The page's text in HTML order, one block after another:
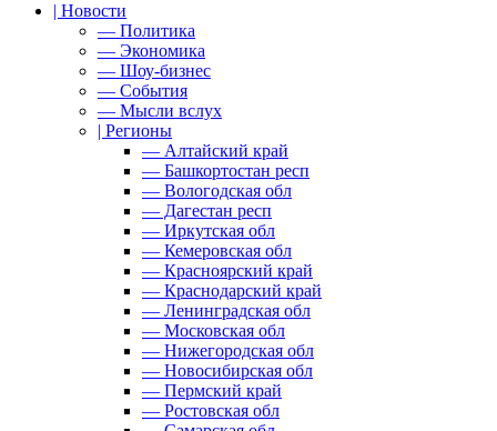
| Новости
— Политика
— Экономика
— Шоу-бизнес
— События
— Мысли вслух
| Регионы
— Алтайский край
— Башкортостан респ
— Вологодская обл
— Дагестан респ
— Иркутская обл
— Кемеровская обл
— Красноярский край
— Краснодарский край
— Ленинградская обл
— Московская обл
— Нижегородская обл
— Новосибирская обл
— Пермский край
— Ростовская обл